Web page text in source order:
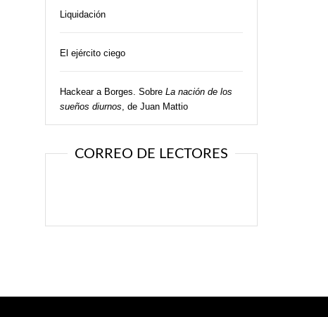
Liquidación
El ejército ciego
Hackear a Borges. Sobre La nación de los
sueños diurnos, de Juan Mattio
CORREO DE LECTORES